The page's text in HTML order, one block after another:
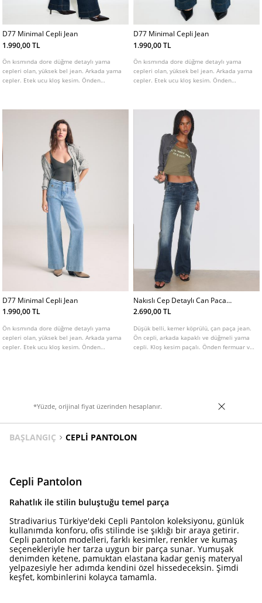
D77 Minimal Cepli Jean
1.990,00 TL
Ön kısmında dore düğme detaylı yama
cepleri olan, yüksek bel jean. Arkada yama
cepler. Etek ucu kloş kesim. Önden
D77 Minimal Cepli Jean
1.990,00 TL
Ön kısmında dore düğme detaylı yama
cepleri olan, yüksek bel jean. Arkada yama
cepler. Etek ucu kloş kesim. Önden
D77 Minimal Cepli Jean
1.990,00 TL
Ön kısmında dore düğme detaylı yama
cepleri olan, yüksek bel jean. Arkada yama
cepler. Etek ucu kloş kesim. Önden
Nakıslı Cep Detaylı Can Paca
Jean
2.690,00 TL
Düşük belli, kemer köprülü, çan paça jean.
Ön cepli, arkada kapaklı ve düğmeli yama
cepli. Kloş kesim paçalı. Önden fermuar ve
*Yüzde, orijinal fiyat üzerinden hesaplanır.
BAŞLANGIÇ CEPLI PANTOLON
Cepli Pantolon
Rahatlık ile stilin buluştuğu temel parça
Stradivarius Türkiye'deki Cepli Pantolon koleksiyonu, günlük
kullanımda konforu, ofis stilinde ise şıklığı bir araya getirir.
Cepli pantolon modelleri, farklı kesimler, renkler ve kumaş
seçenekleriyle her tarza uygun bir parça sunar. Yumuşak
denimden ketene, pamuktan elastana kadar geniş materyal
yelpazesiyle her adımda kendini özel hissedeceksin. Şimdi
keşfet, kombinlerini kolayca tamamla.